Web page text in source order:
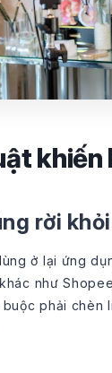
rời
ở lại ứng
như
phải chèn